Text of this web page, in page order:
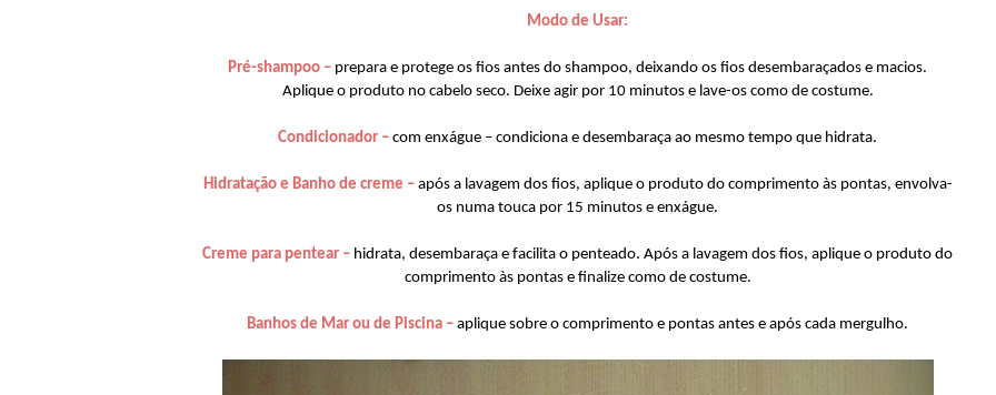
Modo de Usar:
Pré-shampoo – prepara e protege os fios antes do shampoo, deixando os fios desembaraçados e macios.
Aplique o produto no cabelo seco. Deixe agir por 10 minutos e lave-os como de costume.
Condicionador – com enxágue – condiciona e desembaraça ao mesmo tempo que hidrata.
Hidratação e Banho de creme – após a lavagem dos fios, aplique o produto do comprimento às pontas, envolva-
os numa touca por 15 minutos e enxágue.
Creme para pentear – hidrata, desembaraça e facilita o penteado. Após a lavagem dos fios, aplique o produto do
comprimento às pontas e finalize como de costume.
Banhos de Mar ou de Piscina – aplique sobre o comprimento e pontas antes e após cada mergulho.